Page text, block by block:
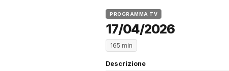
PROGRAMMA TV
17/04/2026
165 min
Descrizione